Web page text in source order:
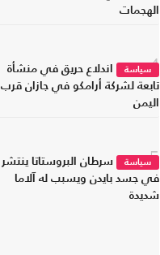
الهجمات
4سياسة
اندلاع حريق في منشأة
تابعة لشركة أرامكو في جازان قرب
اليمن
5سياسة
سرطان البروستاتا ينتشر
في جسد بايدن ويسبب له آلاما
شديدة